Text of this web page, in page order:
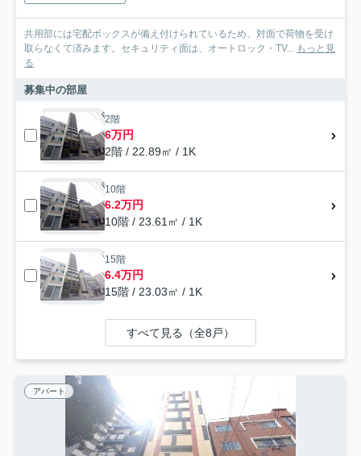
共用部には宅配ボックスが備え付けられているため、対面で荷物を受け
取らなくて済みます。セキュリティ面は、オートロック・TV...
もっと見
る
募集中の部屋
2階
6万円
2階 / 22.89㎡ / 1K
10階
6.2万円
10階 / 23.61㎡ / 1K
15階
6.4万円
15階 / 23.03㎡ / 1K
すべて見る（全8戸）
アパート